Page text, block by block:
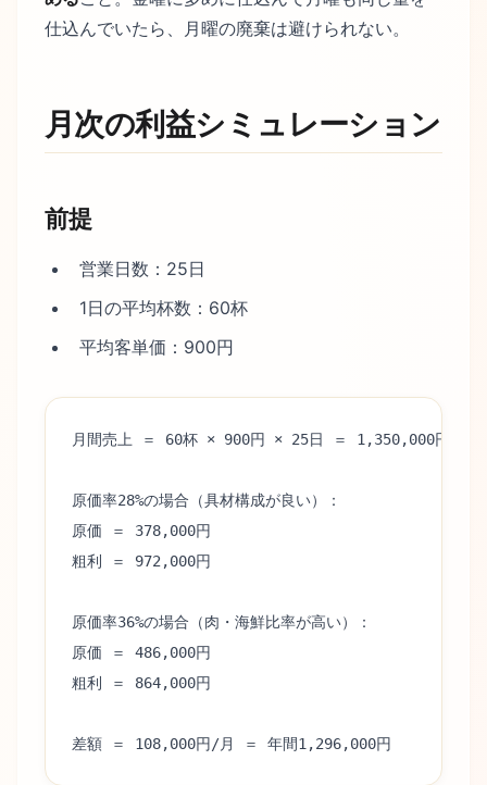
仕込んでいたら、月曜の廃棄は避けられない。
月次の利益シミュレーション
前提
営業日数：25日
1日の平均杯数：60杯
平均客単価：900円
月間売上 ＝ 60杯 × 900円 × 25日 ＝ 1,350,000円
原価率28%の場合（具材構成が良い）：
原価 ＝ 378,000円
粗利 ＝ 972,000円
原価率36%の場合（肉・海鮮比率が高い）：
原価 ＝ 486,000円
粗利 ＝ 864,000円
差額 ＝ 108,000円/月 ＝ 年間1,296,000円